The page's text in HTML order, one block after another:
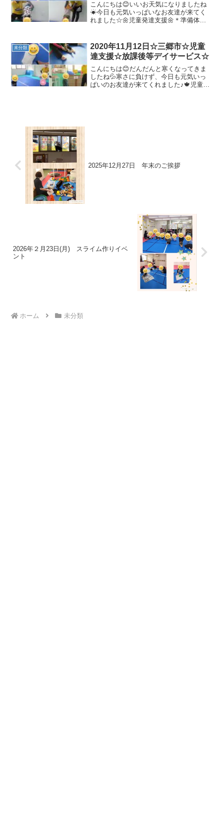
こんにちは😊いいお天気になりましたね
☀今日も元気いっぱいなお友達が来てく
れました☆🌼児童発達支援🌼＊準備体
＊玉入れボールを入れる！投げる！とっ
ても上手になりました＼(^...
未分類
2020年11月12日☆三郷市☆児童
達支援☆放課後等デイサービス☆
こんにちは😊だんだんと寒くなってきま
したね💦寒さに負けず、今日も元気いっ
ぱいのお友達が来てくれました♪🍁児童発
2025年12月27日 年末のご挨拶
2026年２月23日(月) スライム作りイベ
ント
ホーム 未分類